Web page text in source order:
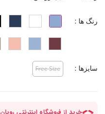
رنگ ها :
سایزها : Free Size